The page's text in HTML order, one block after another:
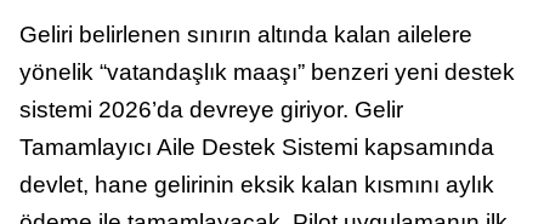
Geliri belirlenen sınırın altında kalan ailelere
yönelik “vatandaşlık maaşı” benzeri yeni destek
sistemi 2026’da devreye giriyor. Gelir
Tamamlayıcı Aile Destek Sistemi kapsamında
devlet, hane gelirinin eksik kalan kısmını aylık